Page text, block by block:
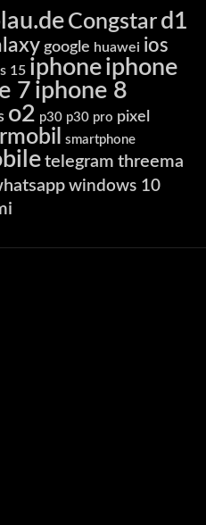
Congstar d1
google huawei ios
15 iphoneiphone
7 iphone 8
o2 p30 p30 pro pixel
smartphone
telegram threema
windows 10